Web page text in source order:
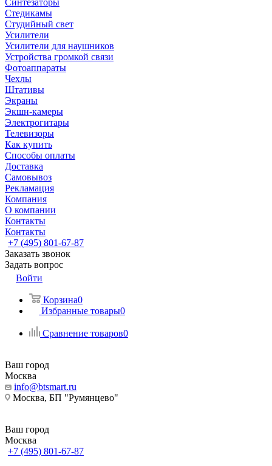
Синтезаторы
Стедикамы
Студийный свет
Усилители
Усилители для наушников
Устройства громкой связи
Фотоаппараты
Чехлы
Штативы
Экраны
Экшн-камеры
Электрогитары
Телевизоры
Как купить
Способы оплаты
Доставка
Самовывоз
Рекламация
Компания
О компании
Контакты
Контакты
+7 (495) 801-67-87
Заказать звонок
Задать вопрос
Войти
Корзина0
Избранные товары0
Сравнение товаров0
Ваш город
Москва
info@btsmart.ru
Москва, БП "Румянцево"
Ваш город
Москва
+7 (495) 801-67-87